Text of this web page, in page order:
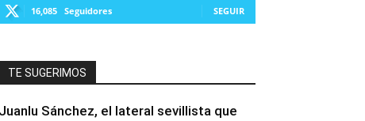
16,085 Seguidores SEGUIR
TE SUGERIMOS
Juanlu Sánchez, el lateral sevillista que